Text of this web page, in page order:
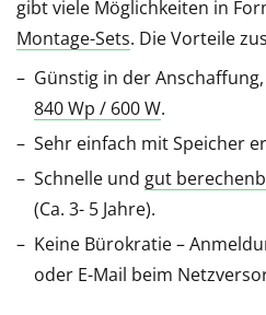
gibt viele Möglichkeiten in
Montage-Sets. Die Vorteile
Günstig in der Anschaffung,
840 Wp / 600 W.
Sehr einfach mit Speicher
Schnelle und gut
(Ca. 3- 5 Jahre).
Keine Bürokratie –
oder E-Mail beim